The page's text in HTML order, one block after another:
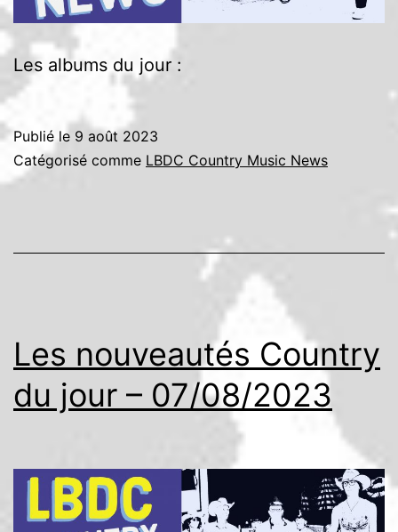
Les albums du jour :
Publié le 9 août 2023
Catégorisé comme LBDC Country Music News
Les nouveautés Country
du jour – 07/08/2023